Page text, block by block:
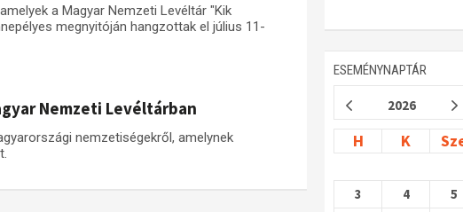
a Magyar Nemzeti Levéltár "Kik
megnyitóján hangzottak el július 11-
Nemzeti Levéltárban
nemzetiségekről, amelynek
ESEMÉNYNAPTÁR
2026
H K
3
4 5